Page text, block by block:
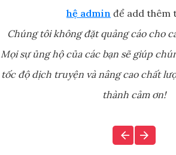
hệ admin để add thêm
Chúng tôi không đặt quảng cáo cho
Mọi sự ủng hộ của các bạn sẽ giúp
tốc độ dịch truyện và nâng cao chất
thành cảm ơn!